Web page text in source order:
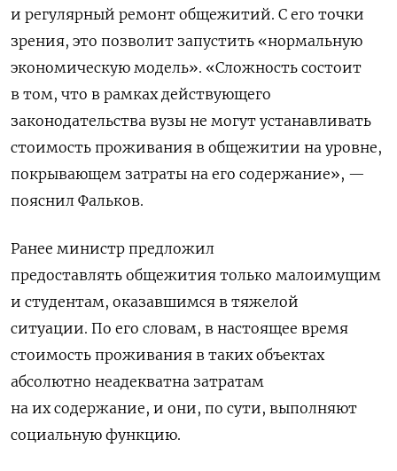
и регулярный ремонт общежитий. С его точки
зрения, это позволит запустить «нормальную
экономическую модель». «Сложность состоит
в том, что в рамках действующего
законодательства вузы не могут устанавливать
стоимость проживания в общежитии на уровне,
покрывающем затраты на его содержание», —
пояснил Фальков.
Ранее министр предложил
предоставлять общежития только малоимущим
и студентам, оказавшимся в тяжелой
ситуации. По его словам, в настоящее время
стоимость проживания в таких объектах
абсолютно неадекватна затратам
на их содержание, и они, по сути, выполняют
социальную функцию.